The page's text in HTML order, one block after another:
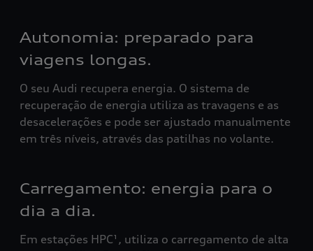
Autonomia: preparado para
viagens longas.
O seu Audi recupera energia. O sistema de
recuperação de energia utiliza as travagens e as
desacelerações e pode ser ajustado manualmente
em três níveis, através das patilhas no volante.
Carregamento: energia para o
dia a dia.
Em estações HPC¹, utiliza o carregamento de alta